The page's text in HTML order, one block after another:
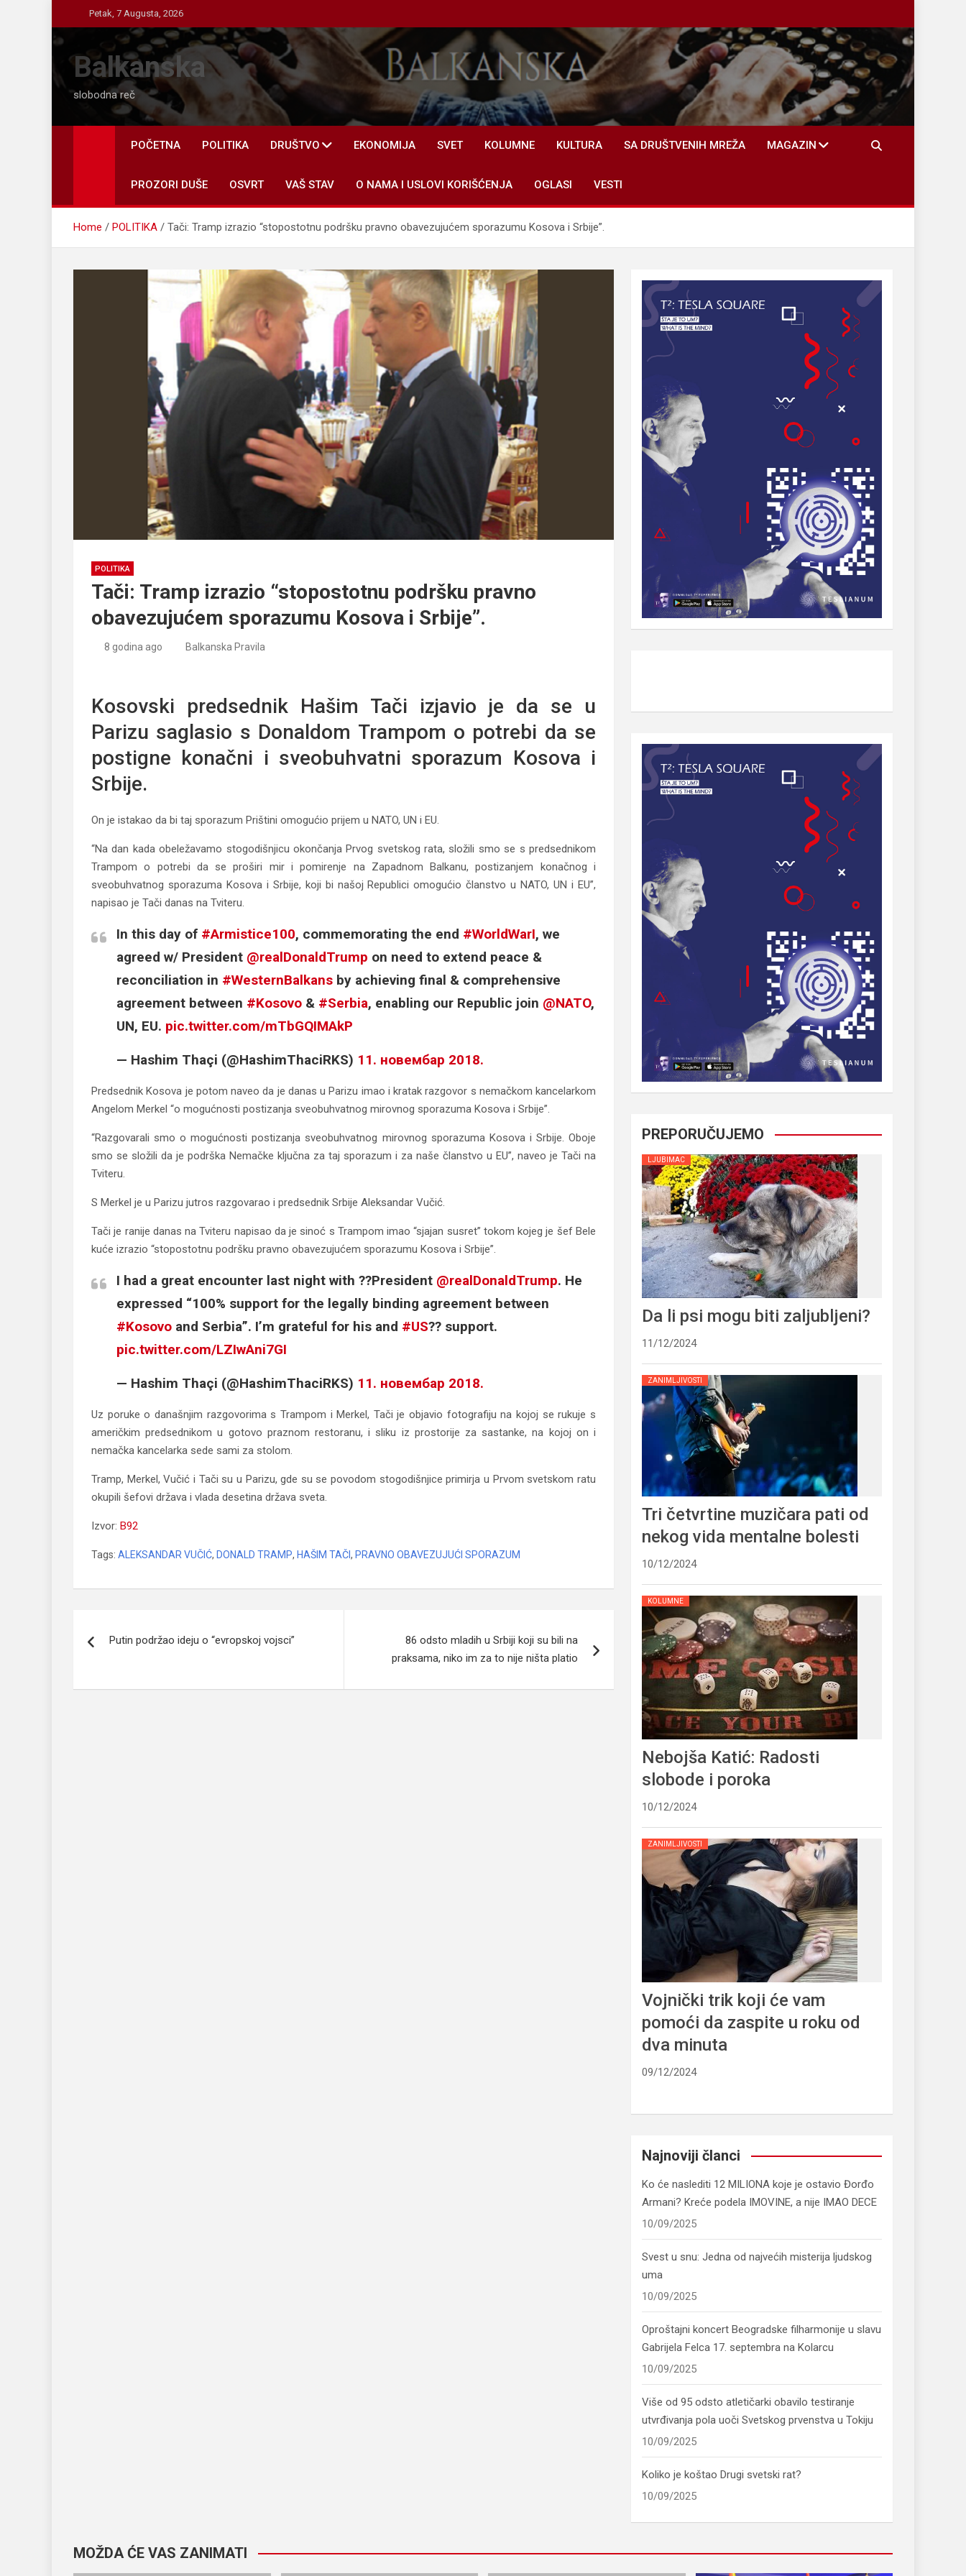
to
content
Petak, 7 Augusta, 2026
Balkanska
slobodna reč
POČETNA POLITIKA DRUŠTVO EKONOMIJA SVET KOLUMNE KULTURA SA DRUŠTVENIH MREŽA MAGAZIN
PROZORI DUŠE OSVRT VAŠ STAV O NAMA I USLOVI KORIŠĆENJA OGLASI VESTI
Home POLITIKA Tači: Tramp izrazio “stopostotnu podršku pravno obavezujućem sporazumu Kosova i Srbije”.
POLITIKA
Tači: Tramp izrazio “stopostotnu podršku pravno
obavezujućem sporazumu Kosova i Srbije”.
8 godina ago Balkanska Pravila
Kosovski predsednik Hašim Tači izjavio je da se u
Parizu saglasio s Donaldom Trampom o potrebi da se
postigne konačni i sveobuhvatni sporazum Kosova i
Srbije.
On je istakao da bi taj sporazum Prištini omogućio prijem u NATO, UN i EU.
“Na dan kada obeležavamo stogodišnjicu okončanja Prvog svetskog rata, složili smo se s predsednikom
Trampom o potrebi da se proširi mir i pomirenje na Zapadnom Balkanu, postizanjem konačnog i
sveobuhvatnog sporazuma Kosova i Srbije, koji bi našoj Republici omogućio članstvo u NATO, UN i EU”,
napisao je Tači danas na Tviteru.
In this day of #Armistice100, commemorating the end #WorldWarI, we
agreed w/ President @realDonaldTrump on need to extend peace &
reconciliation in #WesternBalkans by achieving final & comprehensive
agreement between #Kosovo & #Serbia, enabling our Republic join @NATO,
UN, EU. pic.twitter.com/mTbGQIMAkP
— Hashim Thaçi (@HashimThaciRKS) 11. новембар 2018.
Predsednik Kosova je potom naveo da je danas u Parizu imao i kratak razgovor s nemačkom kancelarkom
Angelom Merkel “o mogućnosti postizanja sveobuhvatnog mirovnog sporazuma Kosova i Srbije”.
“Razgovarali smo o mogućnosti postizanja sveobuhvatnog mirovnog sporazuma Kosova i Srbije. Oboje
smo se složili da je podrška Nemačke ključna za taj sporazum i za naše članstvo u EU”, naveo je Tači na
Tviteru.
S Merkel je u Parizu jutros razgovarao i predsednik Srbije Aleksandar Vučić.
Tači je ranije danas na Tviteru napisao da je sinoć s Trampom imao “sjajan susret” tokom kojeg je šef Bele
kuće izrazio “stopostotnu podršku pravno obavezujućem sporazumu Kosova i Srbije”.
I had a great encounter last night with ??President @realDonaldTrump. He
expressed “100% support for the legally binding agreement between
#Kosovo and Serbia”. I’m grateful for his and #US?? support.
pic.twitter.com/LZIwAni7GI
— Hashim Thaçi (@HashimThaciRKS) 11. новембар 2018.
Uz poruke o današnjim razgovorima s Trampom i Merkel, Tači je objavio fotografiju na kojoj se rukuje s
američkim predsednikom u gotovo praznom restoranu, i sliku iz prostorije za sastanke, na kojoj on i
nemačka kancelarka sede sami za stolom.
Tramp, Merkel, Vučić i Tači su u Parizu, gde su se povodom stogodišnjice primirja u Prvom svetskom ratu
okupili šefovi država i vlada desetina država sveta.
Izvor: B92
Tags: ALEKSANDAR VUČIĆ, DONALD TRAMP, HAŠIM TAČI, PRAVNO OBAVEZUJUĆI SPORAZUM
članaka
Putin podržao ideju o “evropskoj vojsci”
86 odsto mladih u Srbiji koji su bili na
praksama, niko im za to nije ništa platio
PREPORUČUJEMO
LJUBIMAC
Da li psi mogu biti zaljubljeni?
11/12/2024
ZANIMLJIVOSTI
Tri četvrtine muzičara pati od
nekog vida mentalne bolesti
10/12/2024
KOLUMNE
Nebojša Katić: Radosti
slobode i poroka
10/12/2024
ZANIMLJIVOSTI
Vojnički trik koji će vam
pomoći da zaspite u roku od
dva minuta
09/12/2024
Najnoviji članci
Ko će naslediti 12 MILIONA koje je ostavio Đorđo
Armani? Kreće podela IMOVINE, a nije IMAO DECE
10/09/2025
Svest u snu: Jedna od najvećih misterija ljudskog
uma
10/09/2025
Oproštajni koncert Beogradske filharmonije u slavu
Gabrijela Felca 17. septembra na Kolarcu
10/09/2025
Više od 95 odsto atletičarki obavilo testiranje
utvrđivanja pola uoči Svetskog prvenstva u Tokiju
10/09/2025
Koliko je koštao Drugi svetski rat?
10/09/2025
MOŽDA ĆE VAS ZANIMATI